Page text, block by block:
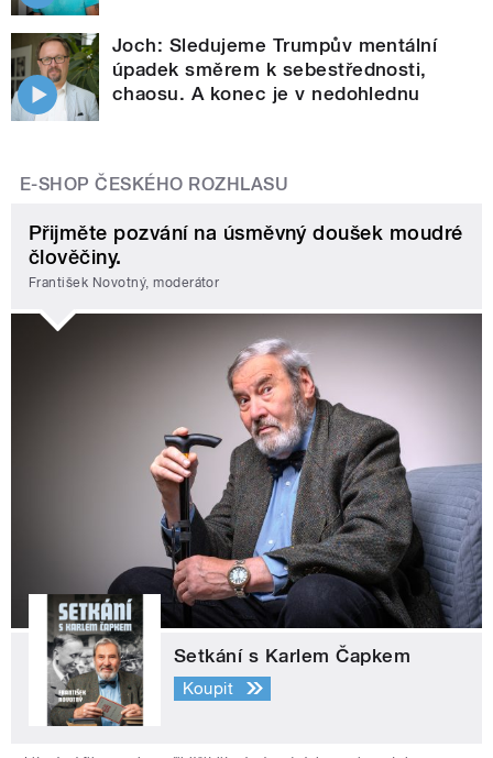
Joch: Sledujeme Trumpův mentální
úpadek směrem k sebestřednosti,
chaosu. A konec je v nedohlednu
E-SHOP ČESKÉHO ROZHLASU
Přijměte pozvání na úsměvný doušek moudré
člověčiny.
František Novotný, moderátor
Setkání s Karlem Čapkem
Koupit